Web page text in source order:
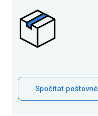
Spočítat poštovné